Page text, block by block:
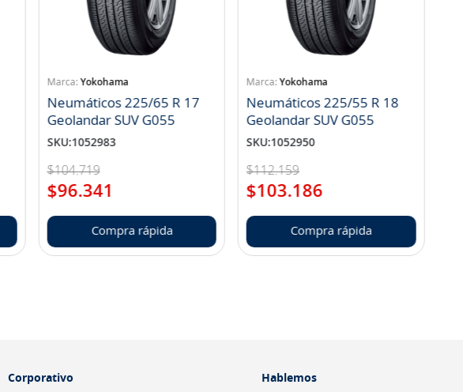
Yokohama
Neumáticos 225/65 R 17
Geolandar SUV G055
SKU:1052983
$104.719
$96.341
Compra rápida
Yokohama
Neumáticos 225/55 R 18
Geolandar SUV G055
SKU:1052950
$112.159
$103.186
Compra rápida
Corporativo Hablemos